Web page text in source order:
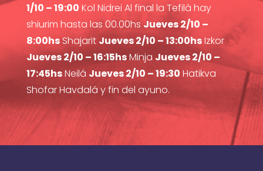
1/10 – 19:00 Kol Nidrei Al final la Tefilà hay
shiurim hasta las 00.00hsJueves 2/10 –
8:00hsShajarit Jueves 2/10 – 13:00hsIzkor
Jueves 2/10 – 16:15hsMinja Jueves 2/10 –
17:45hsNeilá Jueves 2/10 – 19:30 Hatikva
Shofar Havdalá y fin del ayuno.